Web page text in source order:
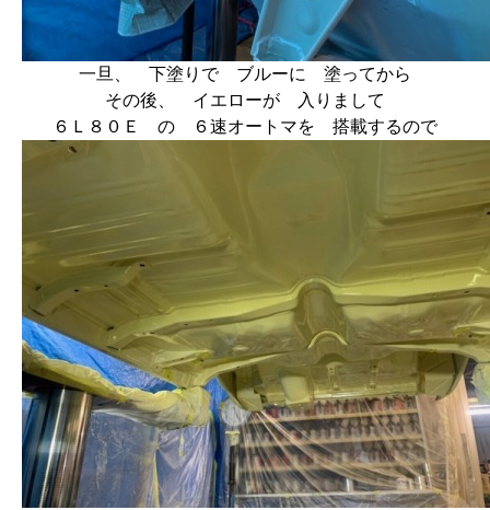
一旦、 下塗りで ブルーに 塗ってから
その後、 イエローが 入りまして
６Ｌ８０Ｅ の ６速オートマを 搭載するので